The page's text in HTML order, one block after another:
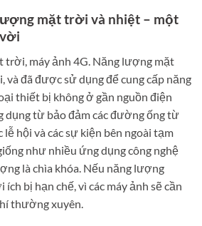
mặt trời và nhiệt – một
trời, máy ảnh 4G. Năng lượng mặt
đã được sử dụng để cung cấp năng
thiết bị không ở gần nguồn điện
dụng từ bảo đảm các đường ống từ
lễ hội và các sự kiện bên ngoài tạm
như nhiều ứng dụng công nghệ
là chìa khóa. Nếu năng lượng
bị hạn chế, vì các máy ảnh sẽ cần
thường xuyên.